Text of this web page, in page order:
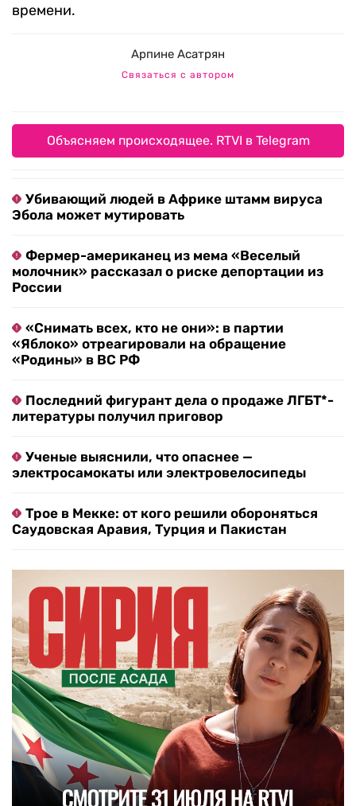
времени.
Арпине Асатрян
Связаться с автором
Объясняем происходящее. RTVI в Telegram
Убивающий людей в Африке штамм вируса
Эбола может мутировать
Фермер-американец из мема «Веселый
молочник» рассказал о риске депортации из
России
«Снимать всех, кто не они»: в партии
«Яблоко» отреагировали на обращение
«Родины» в ВС РФ
Последний фигурант дела о продаже ЛГБТ*-
литературы получил приговор
Ученые выяснили, что опаснее —
электросамокаты или электровелосипеды
Трое в Мекке: от кого решили обороняться
Саудовская Аравия, Турция и Пакистан